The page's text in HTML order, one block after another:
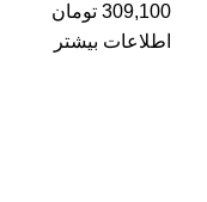
309,100 تومان
اطلاعات بیشتر